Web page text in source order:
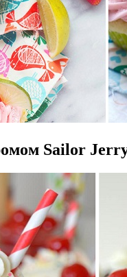
Sailor